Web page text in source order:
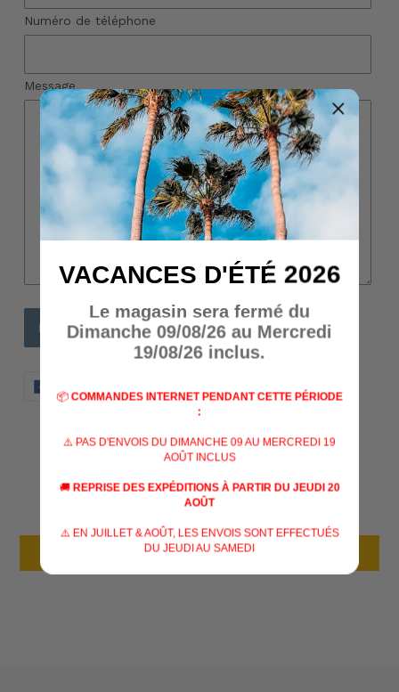
Numéro de téléphone
Message
SUR
SUR
ÉPINGLER
SUR
AVIS CLIENTS
Soyez le premier à écrire un avis
Écrire un avis
VACANCES D'ÉTÉ 2026
Le magasin sera fermé du
Dimanche 09/08/26 au Mercredi
19/08/26 inclus.
📦 COMMANDES INTERNET PENDANT CETTE PÉRIODE
:
⚠️ PAS D'ENVOIS DU DIMANCHE 09 AU MERCREDI 19
AOÛT INCLUS
🚚 REPRISE DES EXPÉDITIONS À PARTIR DU JEUDI 20
AOÛT
⚠️ EN JUILLET & AOÛT, LES ENVOIS SONT EFFECTUÉS
DU JEUDI AU SAMEDI